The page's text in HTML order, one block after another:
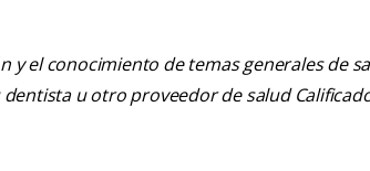
y el conocimiento de temas generales
u otro proveedor de salud